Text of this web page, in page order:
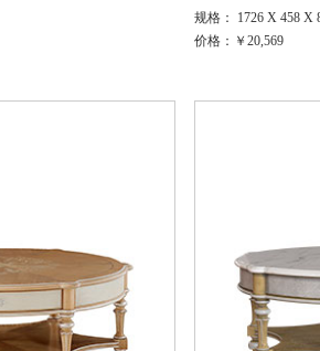
规格： 1726 X 458 X
价格：￥20,569